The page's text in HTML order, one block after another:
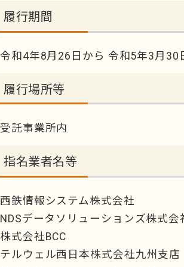
履行期間
令和4年8月26日から 令和5年3月30
履行場所等
受託事業所内
指名業者名等
西鉄情報システム株式会社
NDSデータソリューションズ株式会
株式会社BCC
テルウェル西日本株式会社九州支店